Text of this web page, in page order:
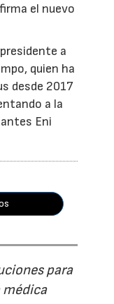
el nuevo
a
quien ha
desde 2017
a la
Eni
para
médica